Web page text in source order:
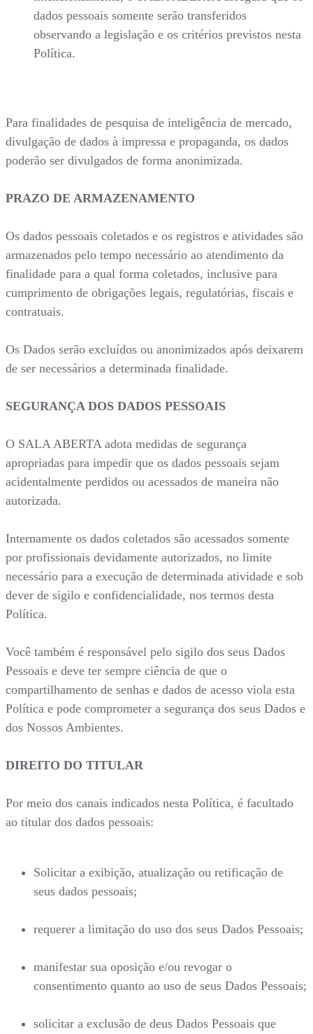
dados pessoais somente serão transferidos
observando a legislação e os critérios previstos nesta
Política.
Para finalidades de pesquisa de inteligência de mercado,
divulgação de dados à impressa e propaganda, os dados
poderão ser divulgados de forma anonimizada.
PRAZO DE ARMAZENAMENTO
Os dados pessoais coletados e os registros e atividades são
armazenados pelo tempo necessário ao atendimento da
finalidade para a qual forma coletados, inclusive para
cumprimento de obrigações legais, regulatórias, fiscais e
contratuais.
Os Dados serão excluídos ou anonimizados após deixarem
de ser necessários a determinada finalidade.
SEGURANÇA DOS DADOS PESSOAIS
O SALA ABERTA adota medidas de segurança
apropriadas para impedir que os dados pessoais sejam
acidentalmente perdidos ou acessados de maneira não
autorizada.
Internamente os dados coletados são acessados somente
por profissionais devidamente autorizados, no limite
necessário para a execução de determinada atividade e sob
dever de sigilo e confidencialidade, nos termos desta
Política.
Você também é responsável pelo sigilo dos seus Dados
Pessoais e deve ter sempre ciência de que o
compartilhamento de senhas e dados de acesso viola esta
Política e pode comprometer a segurança dos seus Dados e
dos Nossos Ambientes.
DIREITO DO TITULAR
Por meio dos canais indicados nesta Política, é facultado
ao titular dos dados pessoais:
Solicitar a exibição, atualização ou retificação de
seus dados pessoais;
requerer a limitação do uso dos seus Dados Pessoais;
manifestar sua oposição e/ou revogar o
consentimento quanto ao uso de seus Dados Pessoais;
solicitar a exclusão de deus Dados Pessoais que